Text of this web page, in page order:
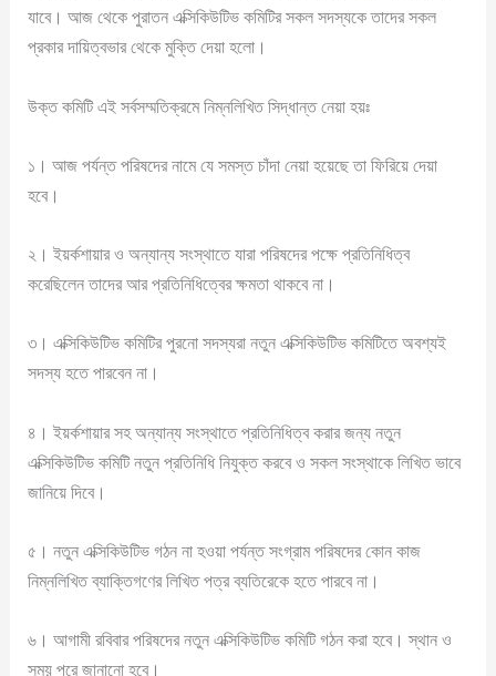
যাবে। আজ থেকে পুরাতন এক্সিকিউটিভ কমিটির সকল সদস্যকে তাদের সকল
প্রকার দায়িত্বভার থেকে মুক্তি দেয়া হলো।
উক্ত কমিটি এই সর্বসম্মতিক্রমে নিম্নলিখিত সিদ্ধান্ত নেয়া হয়ঃ
১। আজ পর্যন্ত পরিষদের নামে যে সমস্ত চাঁদা নেয়া হয়েছে তা ফিরিয়ে দেয়া
হবে।
২। ইয়র্কশায়ার ও অন্যান্য সংস্থাতে যারা পরিষদের পক্ষে প্রতিনিধিত্ব
করেছিলেন তাদের আর প্রতিনিধিত্বের ক্ষমতা থাকবে না।
৩। এক্সিকিউটিভ কমিটির পুরনো সদস্যরা নতুন এক্সিকিউটিভ কমিটিতে অবশ্যই
সদস্য হতে পারবেন না।
৪। ইয়র্কশায়ার সহ অন্যান্য সংস্থাতে প্রতিনিধিত্ব করার জন্য নতুন
এক্সিকিউটিভ কমিটি নতুন প্রতিনিধি নিযুক্ত করবে ও সকল সংস্থাকে লিখিত ভাবে
জানিয়ে দিবে।
৫। নতুন এক্সিকিউটিভ গঠন না হওয়া পর্যন্ত সংগ্রাম পরিষদের কোন কাজ
নিম্নলিখিত ব্যাক্তিগণের লিখিত পত্র ব্যতিরেকে হতে পারবে না।
৬। আগামী রবিবার পরিষদের নতুন এক্সিকিউটিভ কমিটি গঠন করা হবে। স্থান ও
সময় পরে জানানো হবে।